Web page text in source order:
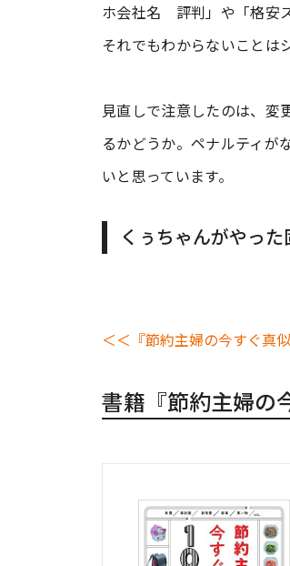
ホ会社名 評判」や「格安
それでもわからないことは
見直しで注意したのは、変
るかどうか。ペナルティが
いと思っています。
くぅちゃんがやっ
＜＜『節約主婦の今すぐ真
書籍『節約主婦の